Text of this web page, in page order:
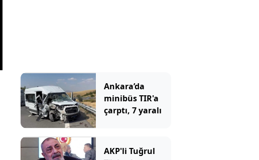
Ankara’da
minibüs TIR'a
çarptı, 7 yaralı
AKP'li Tuğrul